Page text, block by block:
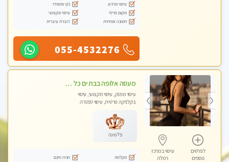
עיסוי מרגיע
נקי ומסודר
מקום פרטי
עיסוי מקצועי
תמונה אמיתית
דוברת עיברית
055-4532276
לפרטים
נוספים
עיסוי במרכז
רמלה
מעסה אלופה בבת ים כל סוגי העיסויים מעסה מקצועית ואיכותית פרטי!! Highly recommended
עיסוי מפנק, עיסוי מקצועי, עיסוי
בקלניקה פרטית, עיסוי טנטרה
פלטינה
מקלחת
חניה חינם